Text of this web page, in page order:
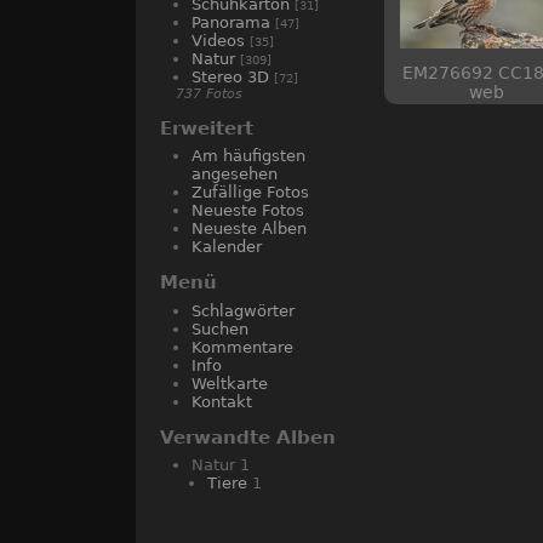
Schuhkarton [31]
Panorama [47]
Videos [35]
Natur [309]
Stereo 3D [72]
737 Fotos
Erweitert
Am häufigsten
angesehen
Zufällige Fotos
Neueste Fotos
Neueste Alben
Kalender
Menü
Schlagwörter
Suchen
Kommentare
Info
Weltkarte
Kontakt
Verwandte Alben
Natur 1
Tiere 1
EM276692
web